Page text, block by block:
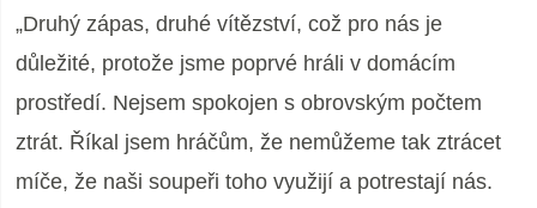
„Druhý zápas, druhé vítězství, což pro nás je
důležité, protože jsme poprvé hráli v domácím
prostředí. Nejsem spokojen s obrovským počtem
ztrát. Říkal jsem hráčům, že nemůžeme tak ztrácet
míče, že naši soupeři toho využijí a potrestají nás.